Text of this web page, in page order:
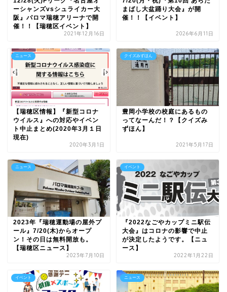
ーシャンズvsシュライカー大
阪』パロマ瑞穂アリーナで開
催！！【瑞穂区イベント】
2021年12月16日
まばし大盆踊り大会』が開
催！！【イベント】
2026年6月11日
ニュース
【瑞穂区情報】『新型コロナ
ウイルス』への対応やイベン
ト中止まとめ(2020年3月１日
現在)
2020年3月1日
クイズみずほん
豊岡小学校の校庭にあるもの
ってなーんだ！？【クイズみ
ずほん】
2021年5月17日
ニュース
2023年『瑞穂運動場の屋外プ
ール』7/20(木)からオープ
ン！その日は無料開放も。
【瑞穂区ニュース】
2023年7月10日
イベント
『2022なごやカップミニ駅伝
大会』はコロナの影響で中止
が決定したようです。【ニュ
ース】
2022年1月22日
イベント ニュース